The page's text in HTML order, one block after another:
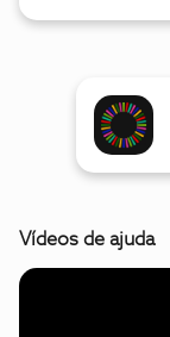
Vídeos de ajuda